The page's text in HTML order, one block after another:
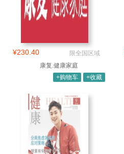
¥230.40
限全国区域
康复.健康家庭
+购物车
+收藏